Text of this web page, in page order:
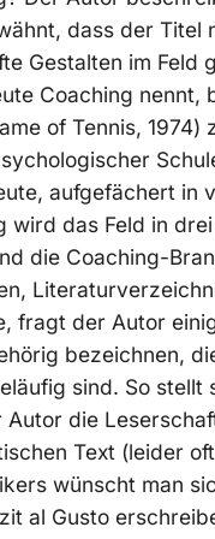
dass der Titel
Gestalten im Feld
Coaching nennt,
of Tennis,
aufgefächert in
wird das Feld in
die Coaching-
fragt der Autor
bezeichnen,
sind. So stellt
die
Text (leider
wünscht man
al Gusto